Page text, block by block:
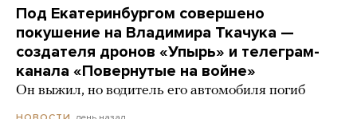
Под Екатеринбургом совершено
покушение на Владимира Ткачука —
создателя дронов «Упырь» и телеграм-
канала «Повернутые на войне»
Он выжил, но водитель его автомобиля погиб